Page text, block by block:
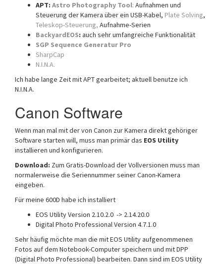
APT: Astro Photography Tool: Aufnahmen und
Steuerung der Kamera über ein USB-Kabel, Plate Solving,
Teleskop-Steuerung, Aufnahme-Serien
BackyardEOS: auch sehr umfangreiche Funktionalität
SGP Sequence Generatur Pro
SharpCap
N.I.N.A.
Ich habe lange Zeit mit APT gearbeitet; aktuell benutze ich
N.I.N.A.
Canon Software
Wenn man mal mit der von Canon zur Kamera direkt gehöriger
Software starten will, muss man primär das EOS Utility
installieren und konfigurieren.
Download: Zum Gratis-Download der Vollversionen muss man
normalerweise die Seriennummer seiner Canon-Kamera
eingeben.
Für meine 600D habe ich installiert
EOS Utility Version 2.10.2.0 -> 2.14.20.0
Digital Photo Professional Version 4.7.1.0
Sehr häufig möchte man die mit EOS Utility aufgenommenen
Fotos auf dem Notebook-Computer speichern und mit DPP
(Digital Photo Professional) bearbeiten. Dann sind im EOS Utility